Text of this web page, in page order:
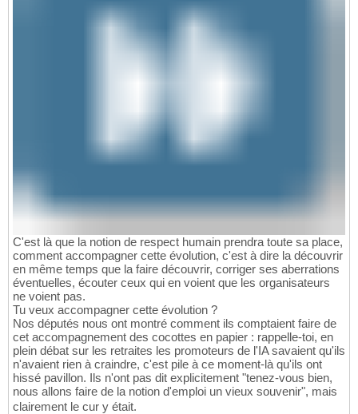
C'est là que la notion de respect humain prendra toute sa place,
comment accompagner cette évolution, c'est à dire la découvrir
en même temps que la faire découvrir, corriger ses aberrations
éventuelles, écouter ceux qui en voient que les organisateurs
ne voient pas.
Tu veux accompagner cette évolution ?
Nos députés nous ont montré comment ils comptaient faire de
cet accompagnement des cocottes en papier : rappelle-toi, en
plein débat sur les retraites les promoteurs de l'IA savaient qu'ils
n'avaient rien à craindre, c'est pile à ce moment-là qu'ils ont
hissé pavillon. Ils n'ont pas dit explicitement "tenez-vous bien,
nous allons faire de la notion d'emploi un vieux souvenir", mais
clairement le cur y était.